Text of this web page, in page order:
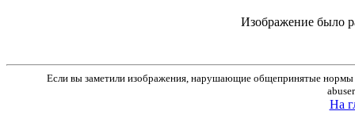
Изображение было
Если вы заметили изображения, нарушающие общепринятые нормы
На